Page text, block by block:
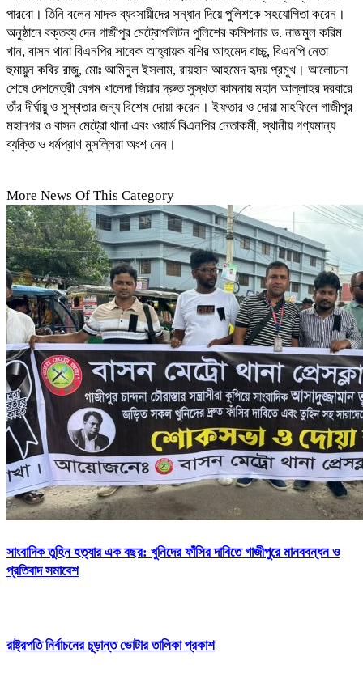
পারবো। তিনি বলেন মাদক ব্যবসায়ীদের সন্ধান দিয়ে পুলিশকে সহযোগিতা করেন।
অনুষ্ঠানে বক্তব্য দেন গাজীপুর মেট্রোপলিটন পুলিশের কমিশনার ড. নাজমুল করিম
খান, বাসন থানা বিএনপির সাবেক আহ্বায়ক বশির আহমেদ বাচ্চু, বিএনপি নেতা
হুমায়ুন কবির রাজু, মোঃ আমিনুল ইসলাম, রায়হান আহমেদ হৃদয় প্রমুখ। আলোচনা
শেষে দেশনেত্রী বেগম খালেদা জিয়ার দ্রুত সুস্থতা কামনায় মহান আল্লাহর দরবারে
তাঁর দীর্ঘায়ু ও সুস্থতার জন্য বিশেষ দোয়া করেন। ইফতার ও দোয়া মাহফিলে গাজীপুর
মহানগর ও বাসন মেট্রো থানা এবং ওয়ার্ড বিএনপির নেতাকর্মী, স্থানীয় গণ্যমান্য
ব্যক্তি ও ধর্মপ্রাণ মুসল্লিরা অংশ নেন।
More News Of This Category
সাংবাদিক তুহিন হত্যার এক বছর: খুনিদের ফাঁসির দাবিতে গাজীপুরে মানববন্ধন ও
প্রতিবাদ সমাবেশ
রাষ্ট্রপতি নির্বাচনের চূড়ান্ত ভোটার তালিকা প্রকাশ